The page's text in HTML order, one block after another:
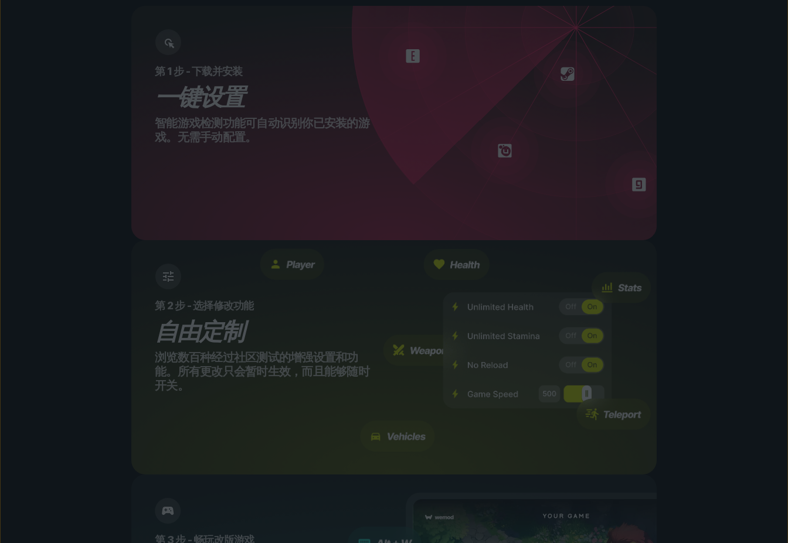
第 1 步 - 下载并安装
一键设置
智能游戏检测功能可自动识别你已安装的游
戏。无需手动配置。
第 2 步 - 选择修改功能
自由定制
浏览数百种经过社区测试的增强设置和功
能。所有更改只会暂时生效，而且能够随时
开关。
第 3 步 - 畅玩改版游戏